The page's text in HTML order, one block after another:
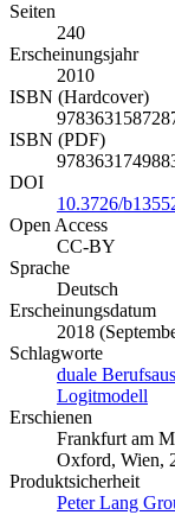
Seiten
240
Erscheinungsjahr
2010
ISBN (Hardcover)
ISBN (PDF)
DOI
10.3726/
Open Access
CC-BY
Sprache
Deutsch
Erscheinungsdatum
2018
Schlagworte
duale
Logitmodell
Erschienen
Frankfurt am
Oxford, Wien,
Produktsicherheit
Peter Lang